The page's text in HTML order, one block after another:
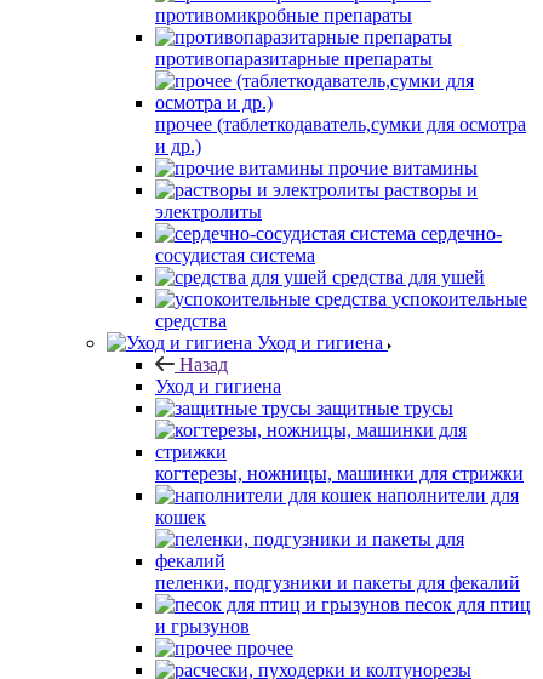
противомикробные препараты
противопаразитарные препараты
прочее (таблеткодаватель,сумки для осмотра
и др.)
прочие витамины
растворы и
электролиты
сердечно-
сосудистая система
средства для ушей
успокоительные
средства
Уход и гигиена
Назад
Уход и гигиена
защитные трусы
когтерезы, ножницы, машинки для стрижки
наполнители для
кошек
пеленки, подгузники и пакеты для фекалий
песок для птиц
и грызунов
прочее